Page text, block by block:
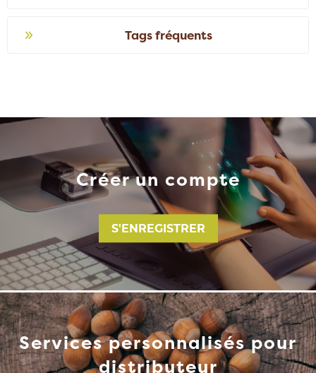
Tags fréquents
Créer un compte
S'ENREGISTRER
Services personnalisés pour
distributeur